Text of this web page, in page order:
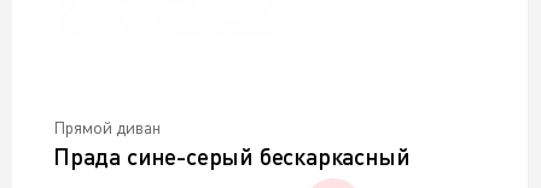
Прямой диван
Прада сине-серый бескаркасный